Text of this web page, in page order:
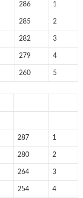
286 1
285 2
282 3
279 4
260 5
287 1
280 2
264 3
254 4